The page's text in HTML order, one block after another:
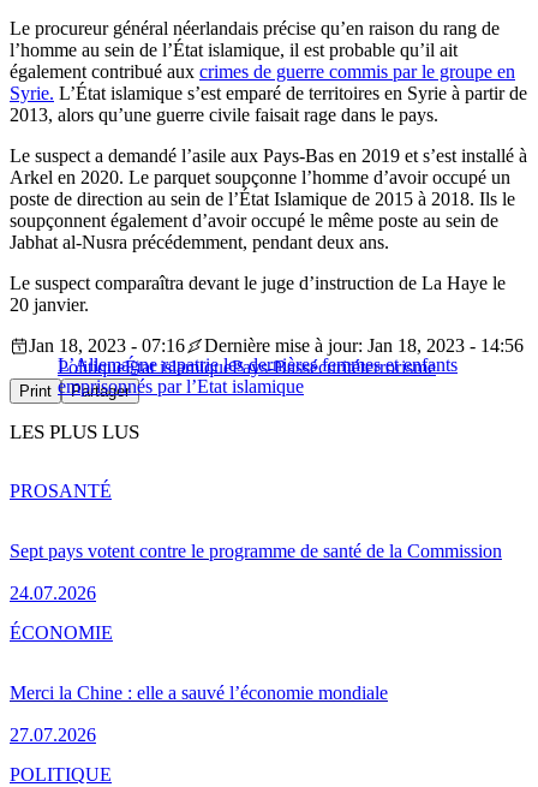
Le procureur général néerlandais précise qu’en raison du rang de
l’homme au sein de l’État islamique, il est probable qu’il ait
également contribué aux crimes de guerre commis par le groupe en
Syrie. L’État islamique s’est emparé de territoires en Syrie à partir de
2013, alors qu’une guerre civile faisait rage dans le pays.
Le suspect a demandé l’asile aux Pays-Bas en 2019 et s’est installé à
Arkel en 2020. Le parquet soupçonne l’homme d’avoir occupé un
poste de direction au sein de l’État Islamique de 2015 à 2018. Ils le
soupçonnent également d’avoir occupé le même poste au sein de
Jabhat al-Nusra précédemment, pendant deux ans.
Le suspect comparaîtra devant le juge d’instruction de La Haye le
20 janvier.
L’Allemagne rapatrie les dernières femmes et enfants
emprisonnés par l’Etat islamique
Jan 18, 2023 - 07:16
Dernière mise à jour: Jan 18, 2023 - 14:56
PolitiqueÉtat islamiquePays-Bassécuritéterrorisme
Print Partager
LES PLUS LUS
Sept pays votent contre le programme de santé de la Commission
24.07.2026
PROSANTÉ
Merci la Chine : elle a sauvé l’économie mondiale
27.07.2026
ÉCONOMIE
POLITIQUE